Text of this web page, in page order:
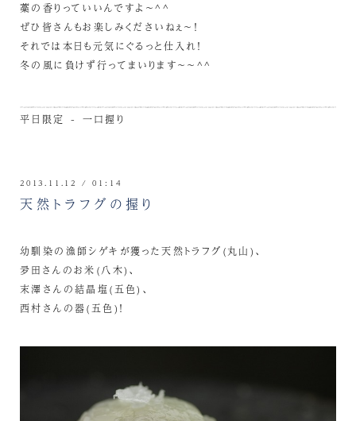
藁の香りっていいんですよ～^^
ぜひ皆さんもお楽しみくださいねぇ～！
それでは本日も元気にぐるっと仕入れ！
冬の風に負けず行ってまいります～～^^
平日限定 - 一口握り
2013.11.12 / 01:14
天然トラフグの握り
幼馴染の漁師シゲキが獲った天然トラフグ(丸山)、
夛田さんのお米(八木)、
末澤さんの結晶塩(五色)、
西村さんの器(五色)！